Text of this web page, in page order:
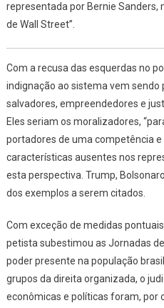
representada por Bernie Sanders,
de Wall Street”.
Com a recusa das esquerdas no
indignação ao sistema vem
salvadores, empreendedores e
Eles seriam os moralizadores,
portadores de uma competência
características ausentes nos
esta perspectiva. Trump,
dos exemplos a serem citados.
Com exceção de medidas
petista subestimou as Jornadas
poder presente na população
grupos da direita organizada, o
econômicas e políticas foram, por